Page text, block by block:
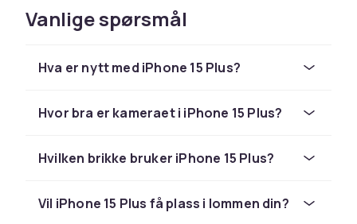
Dynamic Island og Dynamic
Island, USB-C og
fremragende batteritid –
Leter du etter tilbehør til din iPhone 15 Plus?
iPhone 15 Plus, som har dobbelt 48MP-kamera
og fremragende batteritid. Enten du trenger
deksel, skjermbeskyttelse, lader eller smarte
Vanlige spørsmål
Hva er nytt med iPhone 15 Plus?
Hvor bra er kameraet i iPhone 15 Plus?
Hvilken brikke bruker iPhone 15 Plus?
Vil iPhone 15 Plus få plass i lommen din?